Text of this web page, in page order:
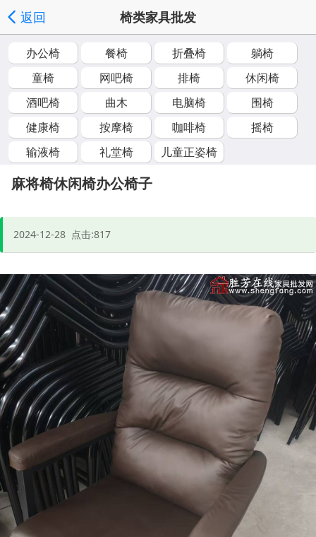
返回 椅类家具批发
立即购买|发送询价|分享好友 家具批发首页 频道列表
'取消');">
办公椅 餐椅 折叠椅
躺椅
童椅
网吧椅 排椅
休闲椅
酒吧椅
曲木 电脑椅
围椅
健康椅
按摩椅 咖啡椅
摇椅
输液椅
礼堂椅 儿童正姿椅
麻将椅休闲椅办公椅子
2024-12-28 点击:817